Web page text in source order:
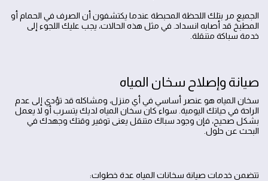
الجميع مر بتلك اللحظة المحبطة عندما يكتشفون أن الصرف في الحمام أو
المطبخ قد أصابه انسداد. في مثل هذه الحالات، يجب عليك اللجوء إلى
خدمة سباكة متنقلة.
صيانة وإصلاح سخان المياه
سخان المياه هو عنصر أساسي في أي منزل، ومشاكله قد تؤدي إلى عدم
الراحة في حياتك اليومية. سواء كان سخان المياه لديك يتسرب أو لا يعمل
بشكل صحيح، فإن وجود سباك متنقل يعنى توفير وقتك وجهدك في
البحث عن حلول.
تتضمن خدمات صيانة سخانات المياه عدة خطوات: